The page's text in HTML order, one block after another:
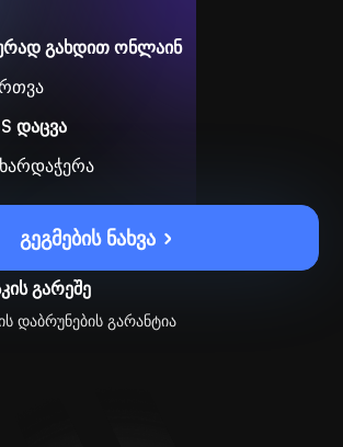
გახდით ონლაინ
დაცვა
გეგმების ნახვა
გარეშე
დაბრუნების გარანტია